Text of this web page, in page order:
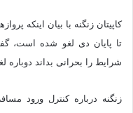
کاپیتان زنگنه با بیان اینکه
تا پایان دی‌ لغو شده است،
شرایط را بحرانی بداند دوباره
زنگنه درباره کنترل ورود